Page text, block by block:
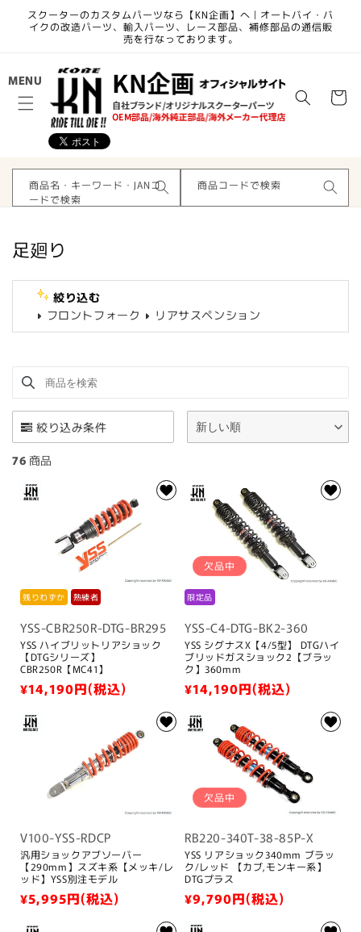
ンツに
進む
スクーターのカスタムパーツなら【KN企画】へ | オートバイ・バ
イクの改造パーツ、輸入パーツ、レース部品、補修部品の通信販
売を行なっております。
MENU
ー
商品名・キーワード・JANコ
ードで検索
商品コードで検索
コ
ョ
足廻り
絞り込む
フロントフォーク
リアサスペンション
商品を検索
Use this input to search products in this collection.
絞り込み条件
76 商品
新しい順
残りわずか 熟練者
YSS-CBR250R-DTG-BR295
YSS ハイブリットリアショック
【DTGシリーズ】
CBR250R【MC41】
通
価
¥14,190円(税込)
欠品中
限定品
YSS-C4-DTG-BK2-360
YSS シグナスX【4/5型】 DTGハイ
ブリッドガスショック2【ブラッ
ク】360mm
通
価
¥14,190円(税込)
V100-YSS-RDCP
汎用ショックアブソーバー
【290mm】スズキ系【メッキ/レ
ッド】YSS別注モデル
通
¥5,995円(税込)
欠品中
RB220-340T-38-85P-X
YSS リアショック340mm ブラッ
ク/レッド 【カブ,モンキー系】
DTGプラス
通
¥9,790円(税込)